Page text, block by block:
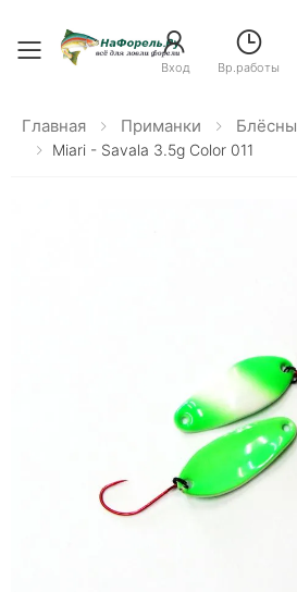
Toggle menu
Вход Вр.работы
Главная Приманки Блёсны
Miari - Savala 3.5g Color 011